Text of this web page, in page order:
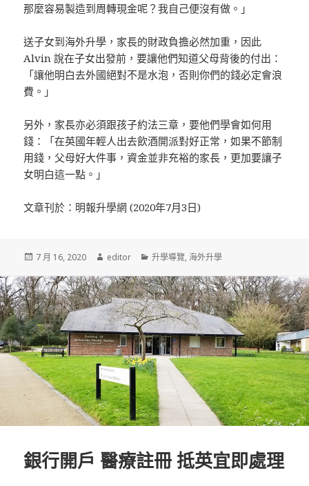
那麼容易製造到周轉現金呢？我自己便沒有做。」
送子女到海外升學，家長的財政負擔必然加重，因此
Alvin 說在子女出發前，要讓他們知道父母背後的付出：
「讓他明白去外國絕對不是水泡，否則你們的錢必定會浪
費。」
另外，家長亦必須跟孩子約法三章，要他們學會如何用
錢：「在英國年輕人出去飲酒開派對好正常，如果不節制
用錢，父母好大件事，資金並非充裕的家長，更加要讓子
女明白這一點。」
文章刊於：明報升學網 (2020年7月3日)
發
於
7 月 16, 2020
作
editor
分
升學導覽,海外升學
銀行開戶 醫療註冊 抵英宜即處理